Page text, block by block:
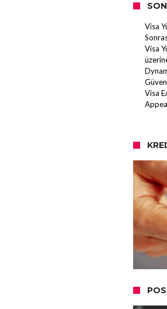
Visa
Visa
Visa
POS